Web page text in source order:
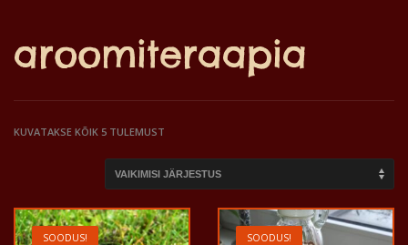
aroomiteraapia
KUVATAKSE KÕIK 5 TULEMUST
SOODUS! SOODUS!